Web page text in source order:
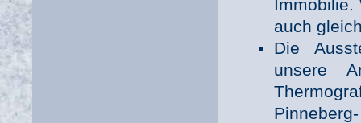
Immobilie.
auch
Die
unsere